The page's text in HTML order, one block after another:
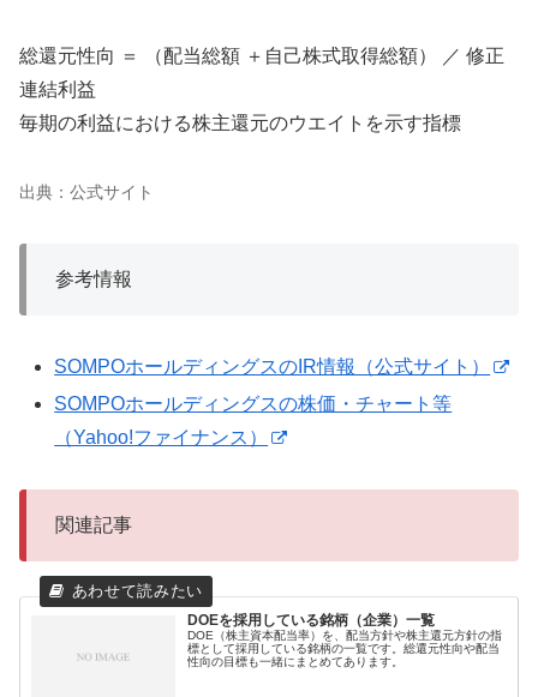
総還元性向 ＝ （配当総額 ＋自己株式取得総額） ／ 修正
連結利益
毎期の利益における株主還元のウエイトを示す指標
出典：公式サイト
参考情報
SOMPOホールディングスのIR情報（公式サイト）
SOMPOホールディングスの株価・チャート等
（Yahoo!ファイナンス）
関連記事
DOEを採用している銘柄（企業）一覧
DOE（株主資本配当率）を、配当方針や株主還元方針の指
標として採用している銘柄の一覧です。総還元性向や配当
性向の目標も一緒にまとめてあります。